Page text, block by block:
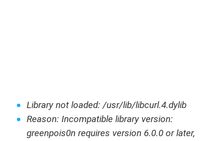
Library not loaded: /usr/lib/libcurl.4.dylib
Reason: Incompatible library version:
greenpois0n requires version 6.0.0 or later,